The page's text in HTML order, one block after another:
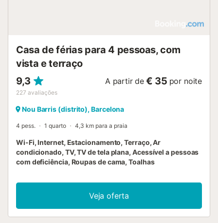
Casa de férias para 4 pessoas, com
vista e terraço
9,3
227 avaliações
A partir de € 35 por noite
Nou Barris (distrito), Barcelona
4 pess. 1 quarto 4,3 km para a praia
Wi-Fi, Internet, Estacionamento, Terraço, Ar
condicionado, TV, TV de tela plana, Acessível a pessoas
com deficiência, Roupas de cama, Toalhas
Veja oferta